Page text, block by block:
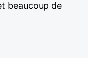
beaucoup de